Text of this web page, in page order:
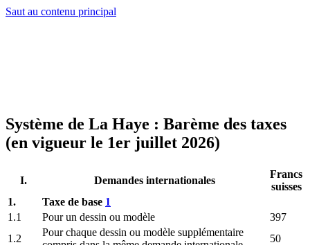
Saut au contenu principal
Système de La Haye : Barème des taxes
(en vigueur le 1er juillet 2026)
I. Demandes internationales
Francs
suisses
1.
Taxe de base 1
1.1
Pour un dessin ou modèle
397
1.2
Pour chaque dessin ou modèle supplémentaire
50